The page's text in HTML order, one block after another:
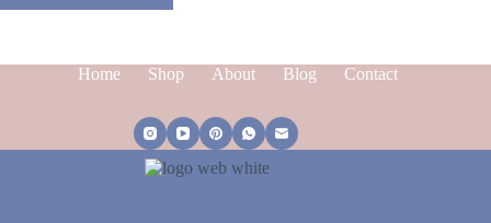
Home Shop About Blog Contact